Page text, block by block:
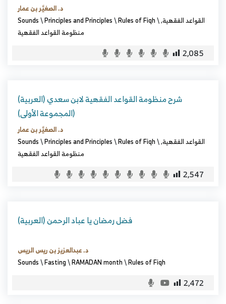
د. الصغيَّر بن عمار
Sounds\Principles and Principles\Rules of Fiqh\ القواعد الفقهية,
منظومة القواعد الفقهية
2,085
(العربية) شرح منظومة القواعد الفقهية لابن سعدي
(المجموعة الأولى)
د. الصغيَّر بن عمار
Sounds\Principles and Principles\Rules of Fiqh\ القواعد الفقهية,
منظومة القواعد الفقهية
2,547
(العربية) فضل رمضان يا عباد الرحمن
د. عبدالعزيز بن ريس الريس
Sounds\Fasting\RAMADAN month\Rules of Fiqh
2,472